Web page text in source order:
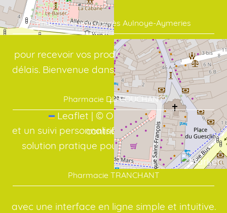
+−
Leaflet | © OpenStreetMap
contributors
Pharmacie ean Jaurès Aulnoye-Aymeries
pour recevoir vos produits dans les meilleurs
délais. Bienvenue dans votre officine en ligne:
Pharmacie DU COUCHANT
et un suivi personnalisé, même à distance. La
solution pratique pour vos médicaments:
Pharmacie TRANCHANT
avec une interface en ligne simple et intuitive.